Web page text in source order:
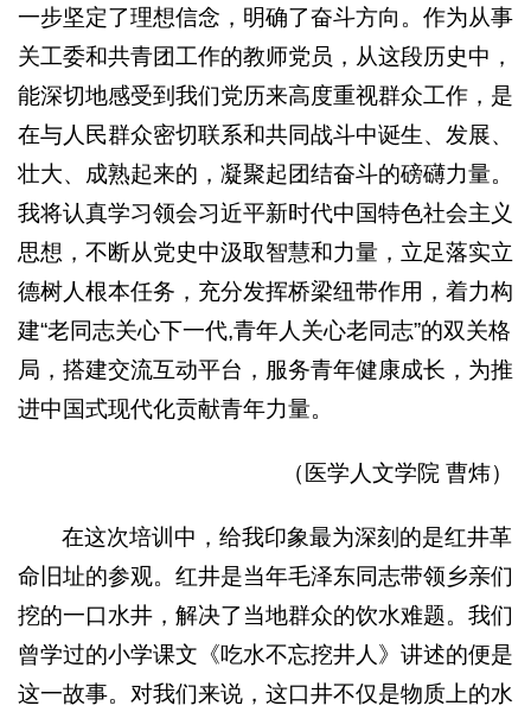
一步坚定了理想信念，明确了奋斗方向。作为从事
关工委和共青团工作的教师党员，从这段历史中，
能深切地感受到我们党历来高度重视群众工作，是
在与人民群众密切联系和共同战斗中诞生、发展、
壮大、成熟起来的，凝聚起团结奋斗的磅礴力量。
我将认真学习领会习近平新时代中国特色社会主义
思想，不断从党史中汲取智慧和力量，立足落实立
德树人根本任务，充分发挥桥梁纽带作用，着力构
建“老同志关心下一代,青年人关心老同志”的双关格
局，搭建交流互动平台，服务青年健康成长，为推
进中国式现代化贡献青年力量。
（医学人文学院 曹炜）
在这次培训中，给我印象最为深刻的是红井革
命旧址的参观。红井是当年毛泽东同志带领乡亲们
挖的一口水井，解决了当地群众的饮水难题。我们
曾学过的小学课文《吃水不忘挖井人》讲述的便是
这一故事。对我们来说，这口井不仅是物质上的水